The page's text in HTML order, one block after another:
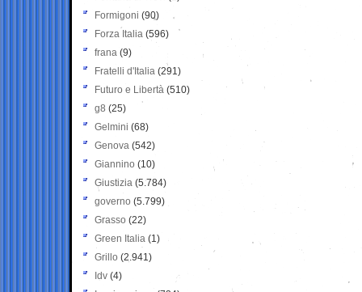
Formigoni (90)
Forza Italia (596)
frana (9)
Fratelli d'Italia (291)
Futuro e Libertà (510)
g8 (25)
Gelmini (68)
Genova (542)
Giannino (10)
Giustizia (5.784)
governo (5.799)
Grasso (22)
Green Italia (1)
Grillo (2.941)
Idv (4)